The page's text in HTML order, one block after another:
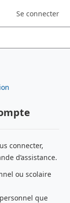
Sign in to your
Se connecter
connecter,
d’assistance.
ou scolaire
que